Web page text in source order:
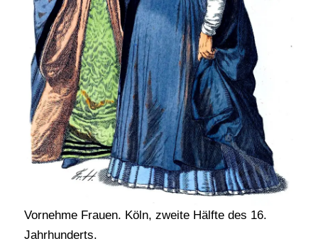
Vornehme Frauen. Köln, zweite Hälfte des 16.
Jahrhunderts.